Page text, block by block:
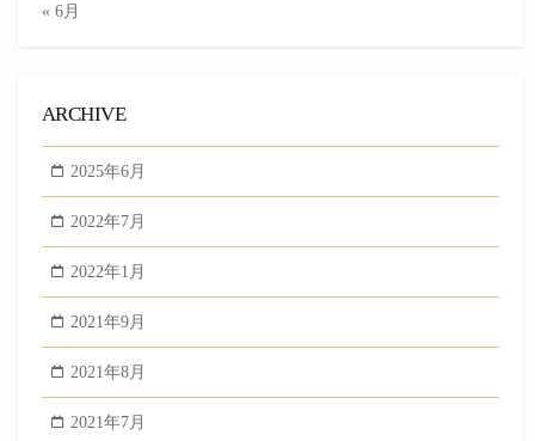
« 6月
ARCHIVE
2025年6月
2022年7月
2022年1月
2021年9月
2021年8月
2021年7月